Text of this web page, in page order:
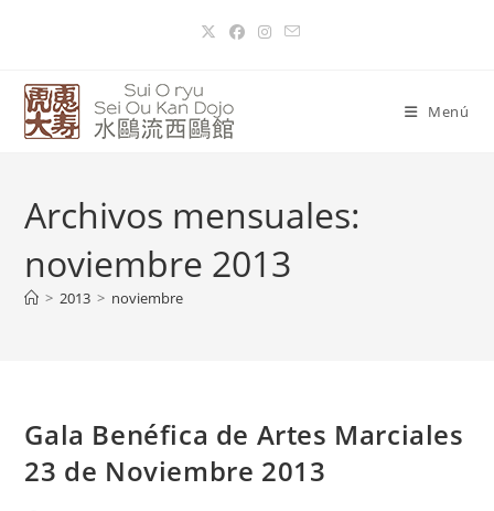
Menú
Archivos mensuales:
noviembre 2013
> 2013 > noviembre
Gala Benéfica de Artes Marciales
23 de Noviembre 2013